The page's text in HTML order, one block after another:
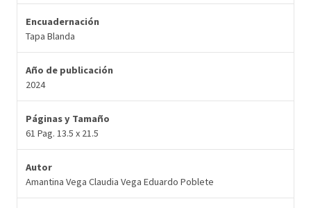
Encuadernación
Tapa Blanda
Año de publicación
2024
Páginas y Tamaño
61 Pag. 13.5 x 21.5
Autor
Amantina Vega Claudia Vega Eduardo Poblete